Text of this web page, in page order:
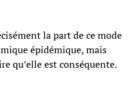
la part de ce mode
épidémique, mais
qu’elle est conséquente.